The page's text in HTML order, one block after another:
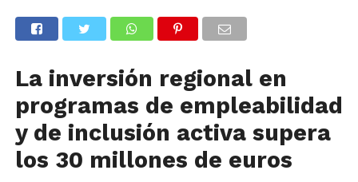
La inversión regional en
programas de empleabilidad
y de inclusión activa supera
los 30 millones de euros